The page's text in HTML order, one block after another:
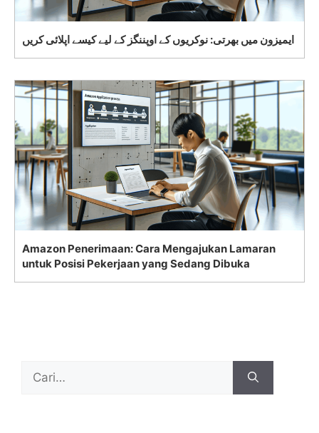
ایمیزون میں بھرتی: نوکریوں کے اوپننگز کے لیے کیسے اپلائی کریں
Amazon Penerimaan: Cara Mengajukan Lamaran
untuk Posisi Pekerjaan yang Sedang Dibuka
for: